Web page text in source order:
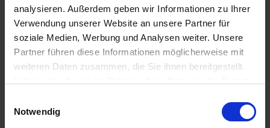
analysieren. Außerdem geben wir Informationen zu Ihrer
Verwendung unserer Website an unsere Partner für
soziale Medien, Werbung und Analysen weiter. Unsere
Partner führen diese Informationen möglicherweise mit
weiteren Daten zusammen, die Sie ihnen bereitgestellt
Notwendig
19.00 Uhr
26.07.2026 - Sonntag
Budapest / Ungarn
Halbtagesausflug: Budapest - die vielen Gesichter einer Stadt
Abendausflug: Lichterfahrt Budapest
12.30 Uhr
27.07.2026 - Montag